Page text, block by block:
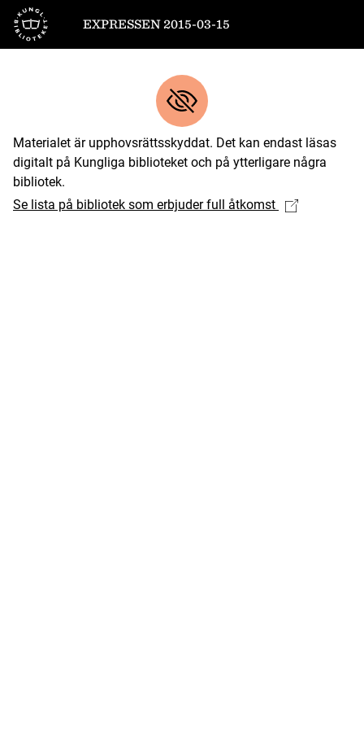
Till startsidan
EXPRESSEN 2015-03-15
Materialet är upphovsrättsskyddat. Det kan endast läsas
digitalt på Kungliga biblioteket och på ytterligare några
bibliotek.
Se lista på bibliotek som erbjuder full åtkomst